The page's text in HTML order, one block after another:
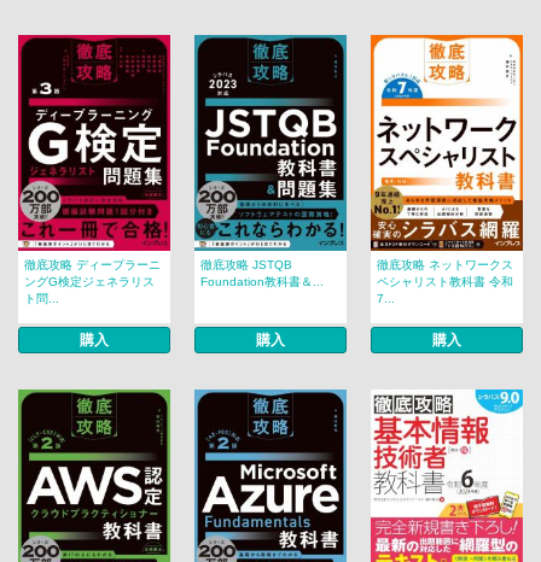
徹底攻略 ディープラーニ
ングG検定ジェネラリス
ト問...
購入
徹底攻略 JSTQB
Foundation教科書＆...
購入
徹底攻略 ネットワークス
ペシャリスト教科書 令和
7...
購入